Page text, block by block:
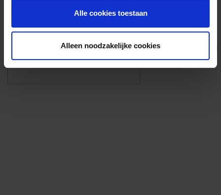
Alle cookies toestaan
Alleen noodzakelijke cookies Eigen foto’s